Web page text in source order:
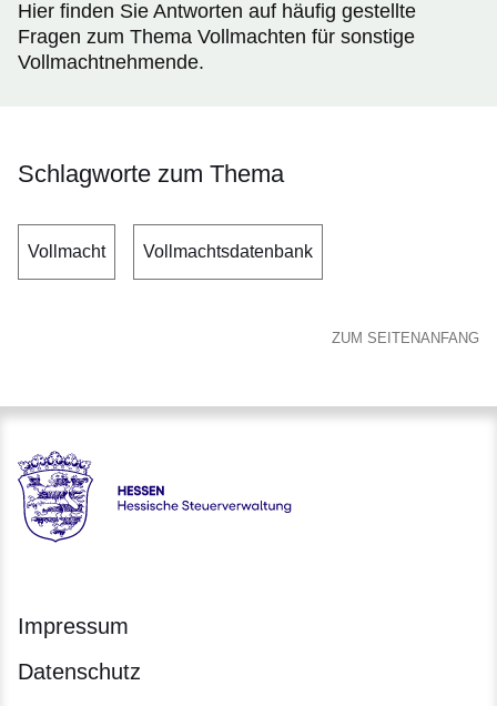
Hier finden Sie Antworten auf häufig gestellte
Fragen zum Thema Vollmachten für sonstige
Vollmachtnehmende.
Schlagworte zum Thema
Vollmacht Vollmachtsdatenbank
ZUM SEITENANFANG
Hessen - Hessische Steuerverwaltung
Impressum
Datenschutz